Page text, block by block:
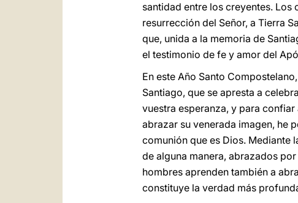
santidad entre los creyentes.
resurrección del Señor, a Tierra
que, unida a la memoria de
el testimonio de fe y amor del
En este Año Santo
Santiago, que se apresta a
vuestra esperanza, y para
abrazar su venerada imagen, he
comunión que es Dios. Mediante
de alguna manera, abrazados
hombres aprenden también a
constituye la verdad más